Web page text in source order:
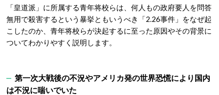
「皇道派」に所属する青年将校らは、何人もの政府要人を問答
無用で殺害するという暴挙ともいうべき「2.26事件」をなぜ起
こしたのか、青年将校らが決起するに至った原因やその背景に
ついてわかりやすく説明します。
第一次大戦後の不況やアメリカ発の世界恐慌により国内
は不況に喘いでいた